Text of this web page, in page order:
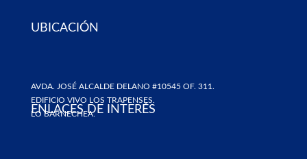
UBICACIÓN
AVDA. JOSÉ ALCALDE DELANO #10545 OF. 311.
EDIFICIO VIVO LOS TRAPENSES.
LO BARNECHEA.
ENLACES DE INTERÉS